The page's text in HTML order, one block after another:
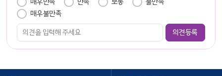
매우불만족